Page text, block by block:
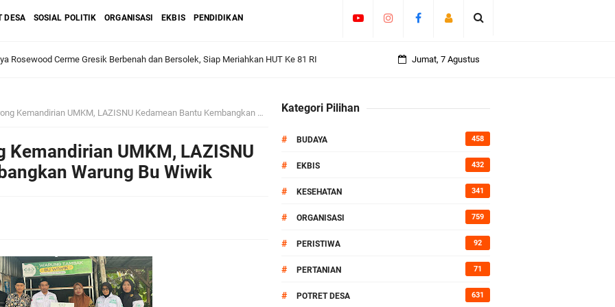
DESA SOSIAL POLITIK ORGANISASI EKBIS PENDIDIKAN
Rosewood Cerme Gresik Berbenah dan Bersolek, Siap Meriahkan HUT Ke 81 RI
Strategi Semester II 2026, Fokus pada Penguatan SDM Amil dan Kolaborasi
Doa Bersama dan Pelestarian Budaya Leluhur
siap Digelar, Ajang Strategis Cetak Atlet Menuju Porprov Jatim 2027
Jumat, 7 Agustus
UMKM, LAZISNU Kedamean Bantu Kembangkan Warung Bu Wiwik
UMKM, LAZISNU
Warung Bu Wiwik
Kategori Pilihan
# BUDAYA 458
# EKBIS 432
# KESEHATAN 341
# ORGANISASI 759
# PERISTIWA 92
# PERTANIAN 71
# POTRET DESA 631